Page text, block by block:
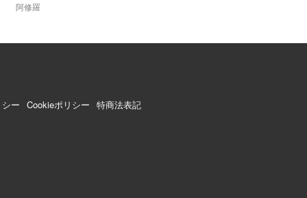
阿修羅
ー Cookieポリシー 特商法表記